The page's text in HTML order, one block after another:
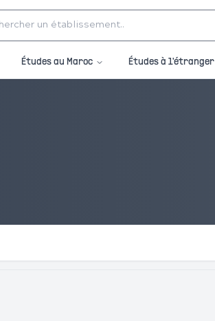
Études au Maroc Études à l'étranger